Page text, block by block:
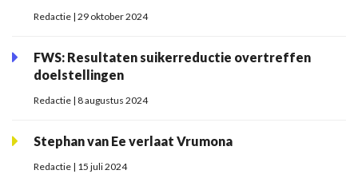
Redactie | 29 oktober 2024
FWS: Resultaten suikerreductie overtreffen
doelstellingen
Redactie | 8 augustus 2024
Stephan van Ee verlaat Vrumona
Redactie | 15 juli 2024